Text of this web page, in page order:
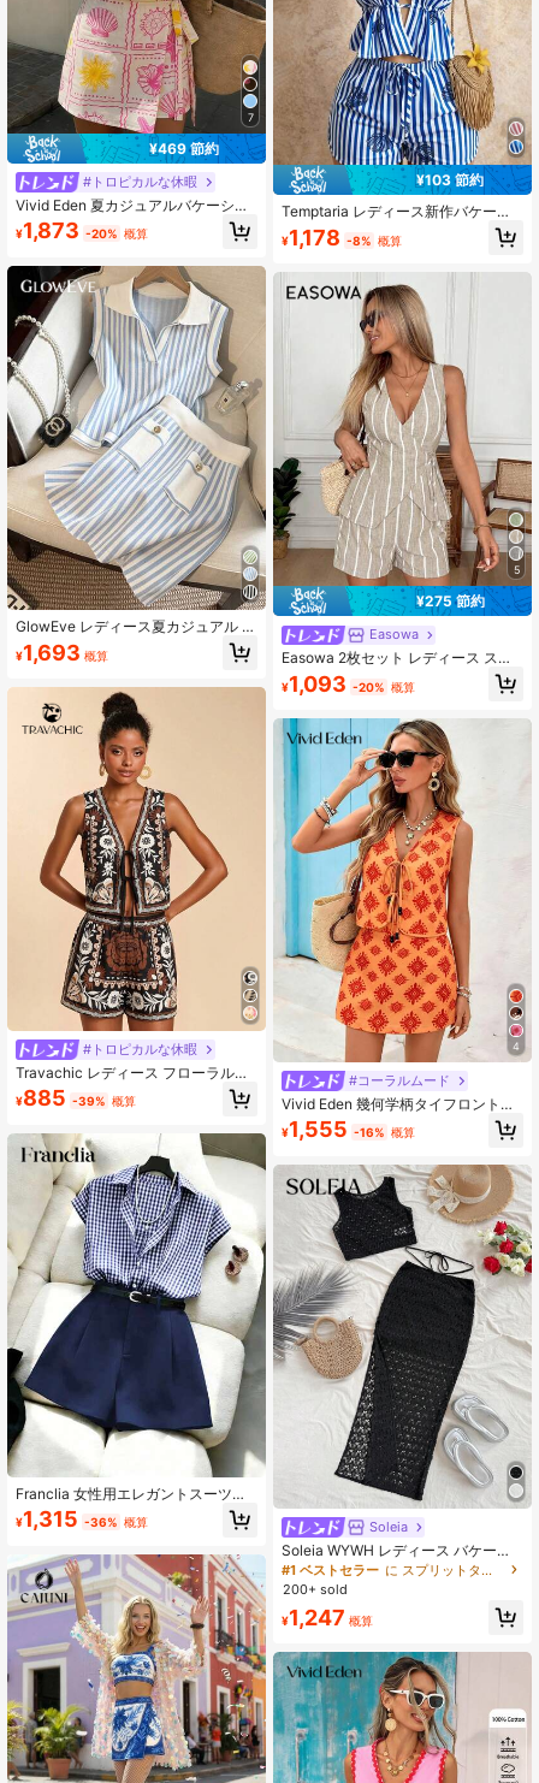
7
¥469 節約
#トロピカルな休暇
Vivid Eden 夏カジュアルバケーショ
ン ノースリーブトップスとサイドラ
ップタイショーツ レディース アーテ
チホリデー 2ピースセット
¥1,873 -20% 概算
GlowEve レディース夏カジュアル ス
トライプキャミソールとミニスカー
ト 2点セット
¥1,693 概算
#トロピカルな休暇
Travachic レディース フローラル柄
バケーション タンクトップ & ショー
ツ 2点セット
¥885 -39% 概算
Franclia 女性用エレガントスーツ、
ラペルシャツ付きブルースーツ、チ
ェックシャツ、スリムフィットジッ
2ピースセット、ファッショナブルで
シンプルな2ピースセット、セクシー
でエレガントな夏スーツ、ストライ
プスーツ、オフショルダートップス
ーツ、ホリデースーツ、夏用スー
ツ、夏服スーツ、通勤用レディース
アウトフィット、レディース フォー
マルスーツ、女子高生アウトフィッ
ト、レディース夏服、可愛いレディ
ースアウトフィット、プレッピーレ
ディースアウトフィット、素敵なア
ウトフィット、チェックシャツスー
ツ、シンプルショーツスーツ
¥1,315 -36% 概算
¥103 節約
Temptaria レディース新作バケーシ
ョンスタイル カーキ×ホワイトスト
ライプ リネン 深Vネック タイストラ
¥1,178 -8% 概算
5
¥275 節約
Easowa
Easowa 2枚セット レディース スト
ライプ柄 ベスト ラップタイトップ
ショーツ、ヴィンテージスタイル、
ーション、デイリーレジャーウェア
に適しています
¥1,093 -20% 概算
4
#コーラルムード
Vivid Eden 幾何学柄タイフロントベ
スト&Aラインスカートカジュアル2
点セット、バケーション用アウトフ
¥1,555 -16% 概算
Soleia
Soleia WYWH レディース バケーシ
ョンニットクロシェベスト&スプリッ
トヘムスカートセット、音楽フェス
ル
#1 ベストセラー
に スプリットタイ レディースコーデ
200+ sold
¥1,247 概算